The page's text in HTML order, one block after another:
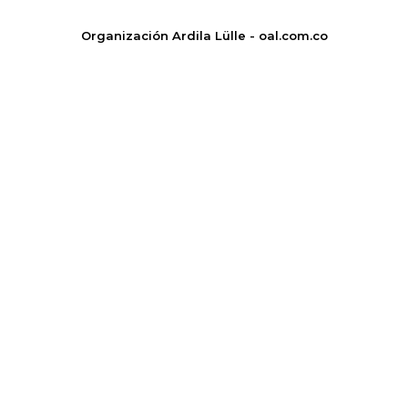
Organización Ardila Lülle - oal.com.co